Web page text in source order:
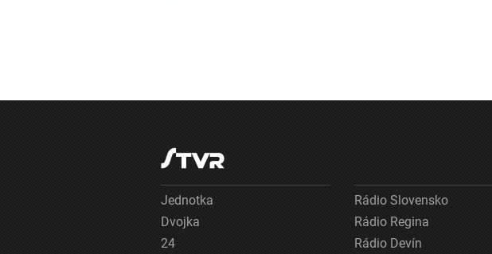
Jednotka
Dvojka
24
Rádio Slovensko
Rádio Regina
Rádio Devín